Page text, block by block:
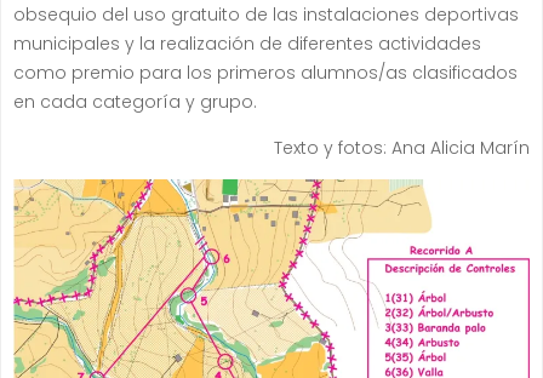
obsequio del uso gratuito de las instalaciones deportivas
municipales y la realización de diferentes actividades
como premio para los primeros alumnos/as clasificados
en cada categoría y grupo.
Texto y fotos: Ana Alicia Marín